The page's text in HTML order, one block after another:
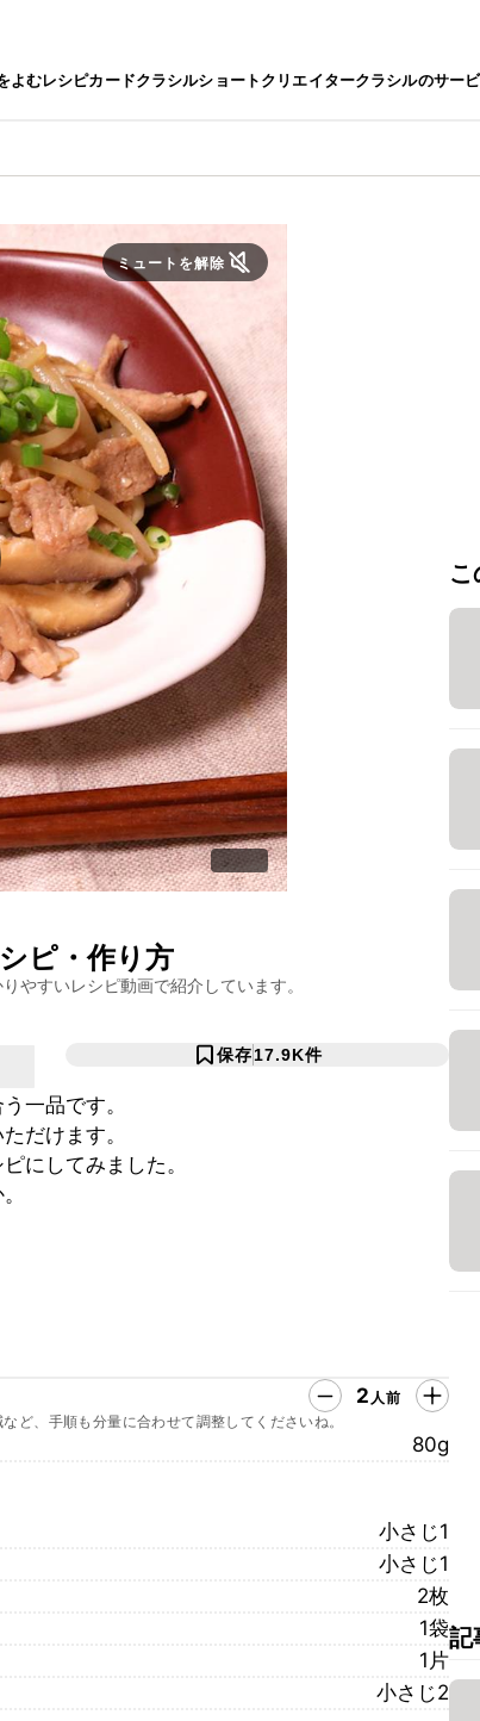
よむレシピカードクラシルショートクリエイタークラシルのサー
ミュートを解除
ピ・作り方
やすいレシピ動画で紹介しています。
保存17.9K件
一品です。
だけます。
にしてみました。
2 人前
ど、手順も分量に合わせて調整してくださいね。
80g
小さじ1
小さじ1
2枚
1袋
1片
小さじ2
記